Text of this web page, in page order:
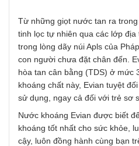
Từ những giọt nước tan ra
tinh lọc tự nhiên qua các lớp
trong lòng dãy núi Apls của
con người chưa đặt chân đến.
hòa tan cân bằng (TDS) ở mức
khoáng chất này, Evian tuyệt
sử dụng, ngay cả đối với trẻ sơ
Nước khoáng Evian được biết
khoáng tốt nhất cho sức khỏe,
cậy, luôn đồng hành cùng bạn